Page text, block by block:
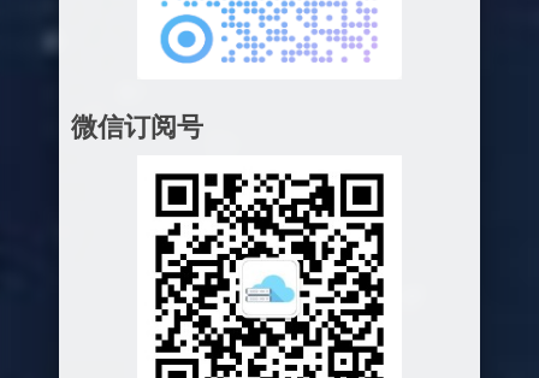
微信订阅号